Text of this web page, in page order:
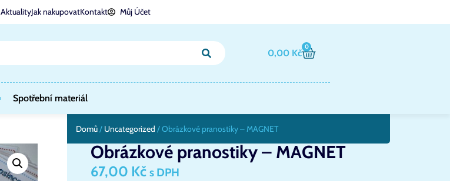
AktualityJak nakupovatKontakt Můj Účet
0,00 Kč
0
Spotřební materiál
Domů/ Uncategorized / Obrázkové pranostiky – MAGNET
Obrázkové pranostiky – MAGNET
67,00 Kč s DPH